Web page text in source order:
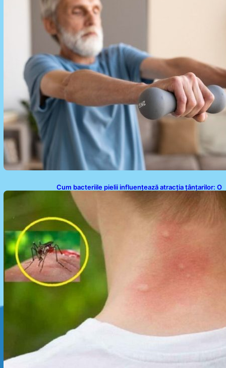
Cum bacteriile pielii influențează atracția țânțarilor: O
nouă viziune asupra alegerii victimelor